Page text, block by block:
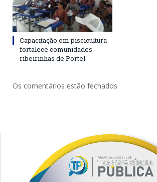
Capacitação em piscicultura
fortalece comunidades
ribeirinhas de Portel
Os comentários estão fechados.